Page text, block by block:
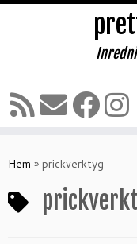
tillHem » prickverktyg